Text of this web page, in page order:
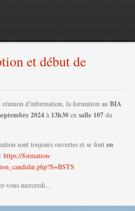
et début de
réunion d'information, la formation au BIA
2024 à 13h30 en salle 107 du
sont toujours ouvertes et se font en
https://formation-
vous mercredi...